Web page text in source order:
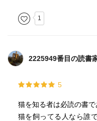
1
2225949番目の読書
5
猫を知る者は必読の書で
猫を飼ってる人なら誰